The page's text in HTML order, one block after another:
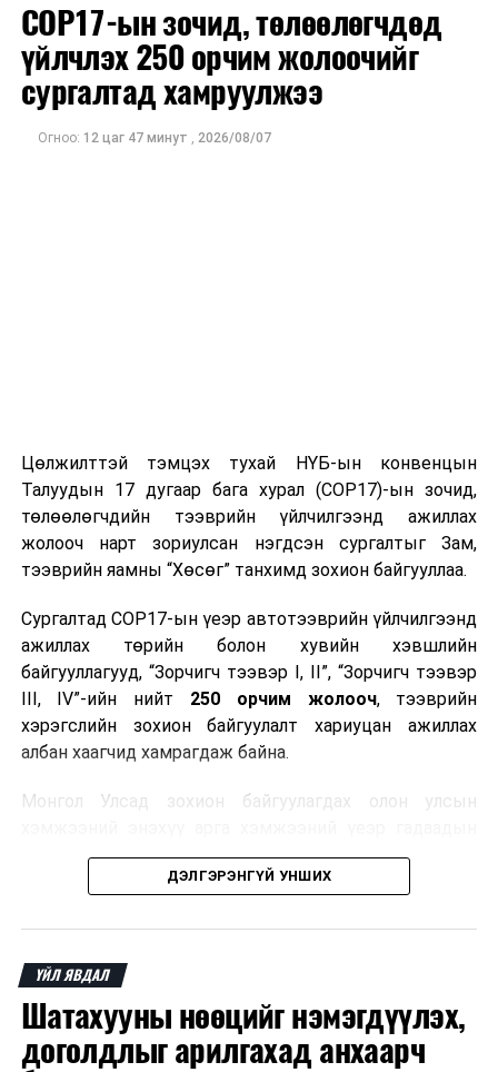
COP17-ын зочид, төлөөлөгчдөд
үйлчлэх 250 орчим жолоочийг
сургалтад хамруулжээ
Огноо: 12 цаг 47 минут , 2026/08/07
Цөлжилттэй тэмцэх тухай НҮБ-ын конвенцын
Талуудын 17 дугаар бага хурал (COP17)-ын зочид,
төлөөлөгчдийн тээврийн үйлчилгээнд ажиллах
жолооч нарт зориулсан нэгдсэн сургалтыг Зам,
тээврийн яамны “Хөсөг” танхимд зохион байгууллаа.
Сургалтад COP17-ын үеэр автотээврийн үйлчилгээнд
ажиллах төрийн болон хувийн хэвшлийн
байгууллагууд, “Зорчигч тээвэр I, II”, “Зорчигч тээвэр
III, IV”-ийн нийт 250 орчим жолооч, тээврийн
хэрэгслийн зохион байгуулалт хариуцан ажиллах
албан хаагчид хамрагдаж байна.
Монгол Улсад зохион байгуулагдах олон улсын
зочид, төлөөлөгчдөд аюулгүй, шуурхай, соёлтой,
мэргэжлийн түвшинд тээврийн үйлчилгээ үзүүлэх
зохион байгуулалтын онцлог, зочид, төлөөлөгчдийн
ангилал, үйлчилгээний стандарт, жолооч нарын үүрэг
хариуцлага, сахилга бат, үйлчилгээний соёл, ёс зүй,
мэргэжлийн харилцааны талаар нэгдсэн мэдээлэл
ДЭЛГЭРЭНГҮЙ УНШИХ
ҮЙЛ ЯВДАЛ
Шатахууны нөөцийг нэмэгдүүлэх,
доголдлыг арилгахад анхаарч